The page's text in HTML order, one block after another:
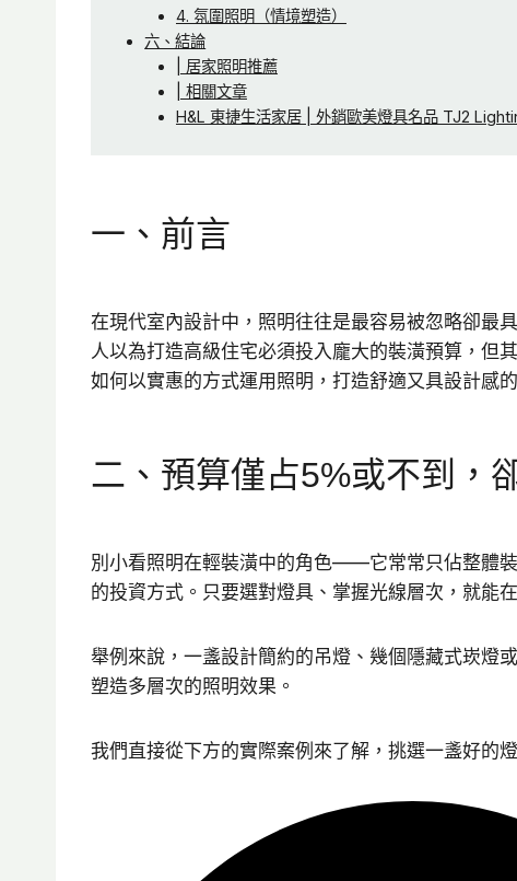
4. 氛圍照明（情境塑造）
六、結論
| 居家照明推薦
| 相關文章
H&L 東捷生活家居 | 外銷歐美燈具名品 TJ2
一、前言
在現代室內設計中，照明往往是最容易被忽略卻最
人以為打造高級住宅必須投入龐大的裝潢預算，但
如何以實惠的方式運用照明，打造舒適又具設計感
二、預算僅占5%或不到，
別小看照明在輕裝潢中的角色——它常常只佔整體
的投資方式。只要選對燈具、掌握光線層次，就能
舉例來說，一盞設計簡約的吊燈、幾個隱藏式崁燈
塑造多層次的照明效果。
我們直接從下方的實際案例來了解，挑選一盞好的